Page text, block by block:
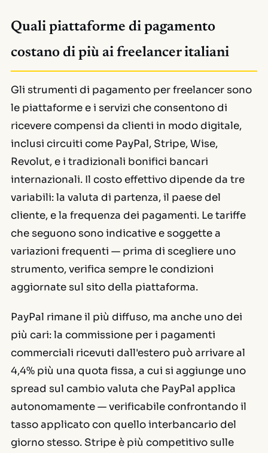
Quali piattaforme di pagamento
costano di più ai freelancer italiani
Gli strumenti di pagamento per freelancer sono
le piattaforme e i servizi che consentono di
ricevere compensi da clienti in modo digitale,
inclusi circuiti come PayPal, Stripe, Wise,
Revolut, e i tradizionali bonifici bancari
internazionali. Il costo effettivo dipende da tre
variabili: la valuta di partenza, il paese del
cliente, e la frequenza dei pagamenti. Le tariffe
che seguono sono indicative e soggette a
variazioni frequenti — prima di scegliere uno
strumento, verifica sempre le condizioni
aggiornate sul sito della piattaforma.
PayPal rimane il più diffuso, ma anche uno dei
più cari: la commissione per i pagamenti
commerciali ricevuti dall'estero può arrivare al
4,4% più una quota fissa, a cui si aggiunge uno
spread sul cambio valuta che PayPal applica
autonomamente — verificabile confrontando il
tasso applicato con quello interbancario del
giorno stesso. Stripe è più competitivo sulle